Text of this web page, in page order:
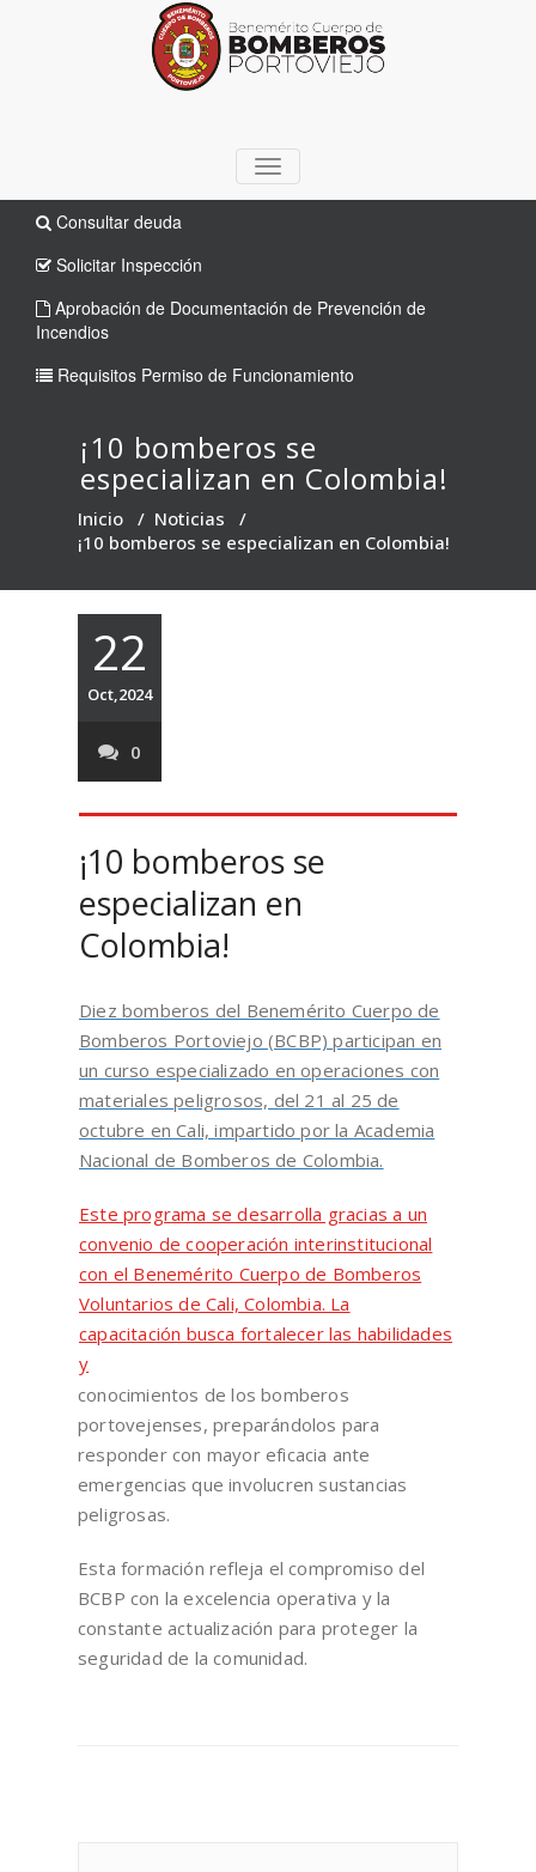
TOGGLE
NAVIGATION
Consultar deuda
Solicitar Inspección
Aprobación de Documentación de Prevención de
Incendios
Requisitos Permiso de Funcionamiento
¡10 bomberos se
especializan en Colombia!
Inicio / Noticias /
¡10 bomberos se especializan en Colombia!
22
Oct,2024
0
¡10 bomberos se
especializan en
Colombia!
Diez bomberos del Benemérito Cuerpo de
Bomberos Portoviejo (BCBP) participan en
un curso especializado en operaciones con
materiales peligrosos, del 21 al 25 de
octubre en Cali, impartido por la Academia
Nacional de Bomberos de Colombia.
Este programa se desarrolla gracias a un
convenio de cooperación interinstitucional
con el Benemérito Cuerpo de Bomberos
Voluntarios de Cali, Colombia. La
capacitación busca fortalecer las habilidades
y
conocimientos de los bomberos
portovejenses, preparándolos para
responder con mayor eficacia ante
emergencias que involucren sustancias
peligrosas.
Esta formación refleja el compromiso del
BCBP con la excelencia operativa y la
constante actualización para proteger la
seguridad de la comunidad.